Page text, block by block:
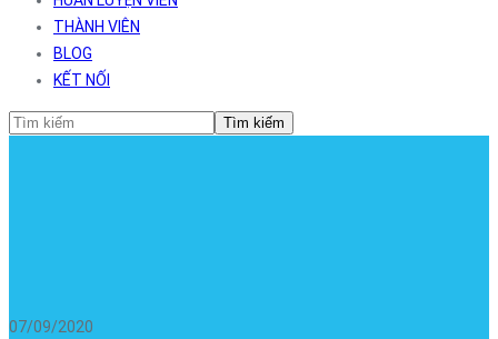
THÀNH VIÊN
BLOG
KẾT NỐI
Tìm kiếm
07/09/2020